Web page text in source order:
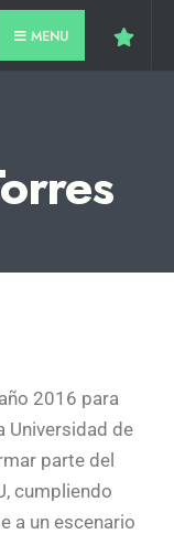
MENU
2016 para
Universidad de
parte del
cumpliendo
a un escenario